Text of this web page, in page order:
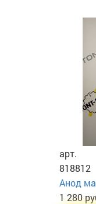
арт.
818812
Анод
1 280